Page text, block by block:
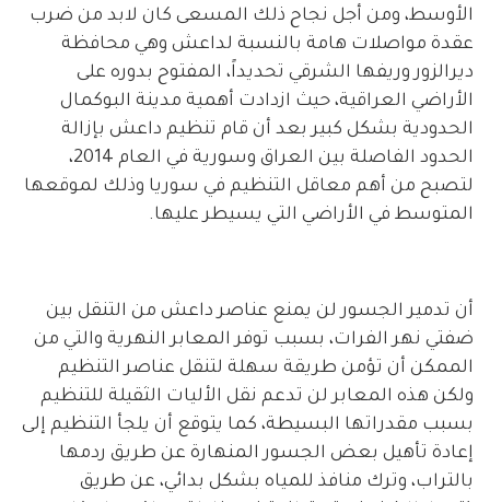
الأوسط، ومن أجل نجاح ذلك المسعى كان لابد من ضرب
عقدة مواصلات هامة بالنسبة لداعش وهي محافظة
ديرالزور وريفها الشرقي تحديداً، المفتوح بدوره على
الأراضي العراقية، حيث ازدادت أهمية مدينة البوكمال
الحدودية بشكل كبير بعد أن قام تنظيم داعش بإزالة
الحدود الفاصلة بين العراق وسورية في العام 2014،
لتصبح من أهم معاقل التنظيم في سوريا وذلك لموقعها
المتوسط في الأراضي التي يسيطر عليها.
أن تدمير الجسور لن يمنع عناصر داعش من التنقل بين
ضفتي نهر الفرات، بسبب توفر المعابر النهرية والتي من
الممكن أن تؤمن طريقة سهلة لتنقل عناصر التنظيم
ولكن هذه المعابر لن تدعم نقل الأليات الثقيلة للتنظيم
بسبب مقدراتها البسيطة، كما يتوقع أن يلجأ التنظيم إلى
إعادة تأهيل بعض الجسور المنهارة عن طريق ردمها
بالتراب، وترك منافذ للمياه بشكل بدائي، عن طريق